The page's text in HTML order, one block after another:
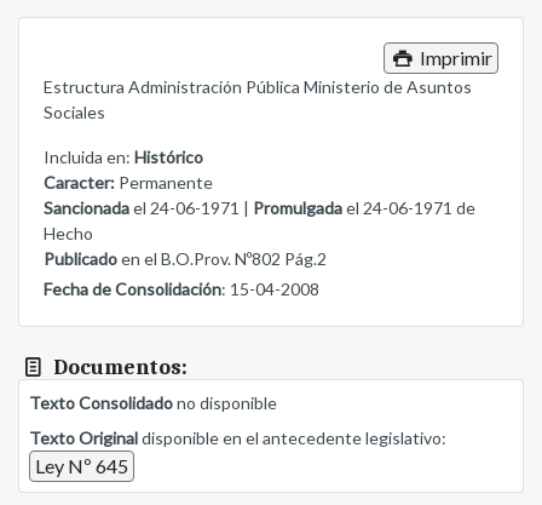
Imprimir
Estructura Administración Pública Ministerio de Asuntos
Sociales
Incluida en: Histórico
Caracter: Permanente
Sancionadael 24-06-1971 | Promulgadael 24-06-1971 de
Hecho
Publicadoen el B.O.Prov. Nº802 Pág.2
Fecha de Consolidación: 15-04-2008
Documentos:
Texto Consolidadono disponible
Texto Originaldisponible en el antecedente legislativo:
Ley Nº 645